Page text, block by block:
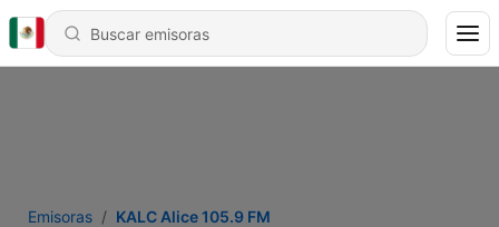
Emisoras KALC Alice 105.9 FM